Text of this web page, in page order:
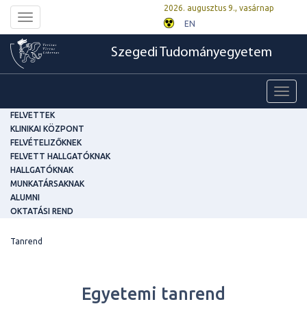
Toggle
navigation
2026. augusztus 9., vasárnap
EN
Szegedi Tudományegyetem
FELVETTEK
KLINIKAI KÖZPONT
FELVÉTELIZŐKNEK
FELVETT HALLGATÓKNAK
HALLGATÓKNAK
MUNKATÁRSAKNAK
ALUMNI
OKTATÁSI REND
Tanrend
Egyetemi tanrend